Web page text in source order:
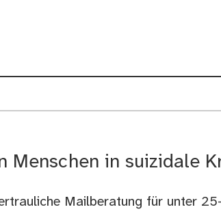
Menschen in suizidale
Mailberatung für unter